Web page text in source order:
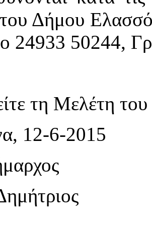
Δήμου
24933 50244,
τη Μελέτη
12-6-2015